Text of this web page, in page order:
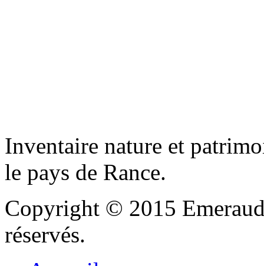
Inventaire nature et
le pays de Rance.
Copyright © 2015
réservés.